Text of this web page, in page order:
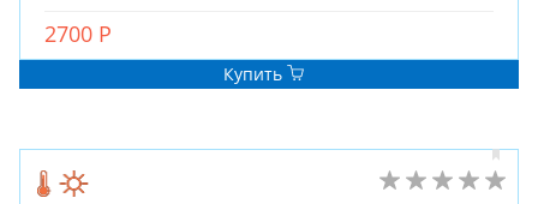
2700 Р
Купить